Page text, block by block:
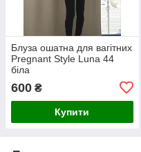
Блуза ошатна для вагітних
Pregnant Style Luna 44
біла
600 ₴
Купити